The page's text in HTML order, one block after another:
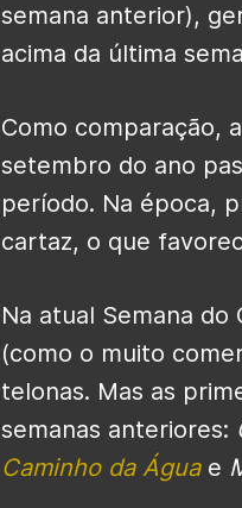
semana anterior),
acima da última
Como comparação,
setembro do ano
período. Na época,
cartaz, o que
Na atual Semana
(como o muito
telonas. Mas as
semanas anteriores:
Caminho da Águae